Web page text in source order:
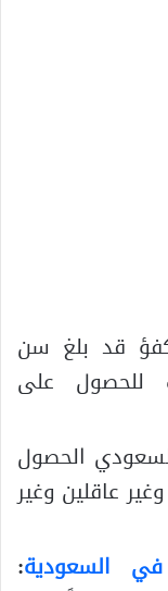
قد بلغ سن
للحصول على
الحصول
عاقلين وغير
السعودية: